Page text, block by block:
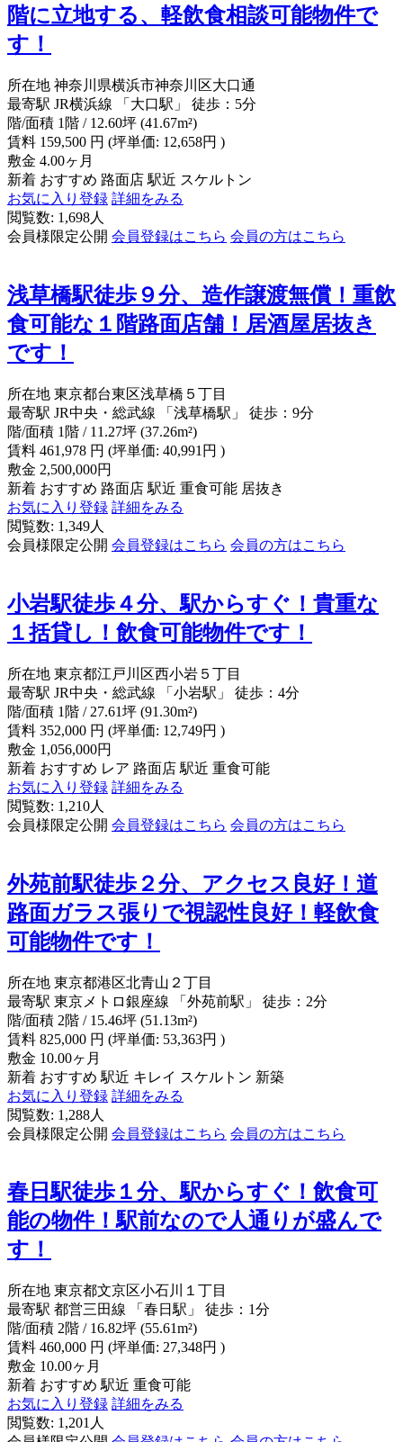
階に立地する、軽飲食相談可能物件で
す！
所在地 神奈川県横浜市神奈川区大口通
最寄駅 JR横浜線 「大口駅」 徒歩：5分
階/面積 1階 / 12.60坪 (41.67m²)
賃料 159,500 円 (坪単価: 12,658円 )
敷金 4.00ヶ月
新着 おすすめ 路面店 駅近 スケルトン
お気に入り登録 詳細をみる
閲覧数: 1,698人
会員様限定公開 会員登録はこちら 会員の方はこちら
浅草橋駅徒歩９分、造作譲渡無償！重飲
食可能な１階路面店舗！居酒屋居抜き
です！
所在地 東京都台東区浅草橋５丁目
最寄駅 JR中央・総武線 「浅草橋駅」 徒歩：9分
階/面積 1階 / 11.27坪 (37.26m²)
賃料 461,978 円 (坪単価: 40,991円 )
敷金 2,500,000円
新着 おすすめ 路面店 駅近 重食可能 居抜き
お気に入り登録 詳細をみる
閲覧数: 1,349人
会員様限定公開 会員登録はこちら 会員の方はこちら
小岩駅徒歩４分、駅からすぐ！貴重な
１括貸し！飲食可能物件です！
所在地 東京都江戸川区西小岩５丁目
最寄駅 JR中央・総武線 「小岩駅」 徒歩：4分
階/面積 1階 / 27.61坪 (91.30m²)
賃料 352,000 円 (坪単価: 12,749円 )
敷金 1,056,000円
新着 おすすめ レア 路面店 駅近 重食可能
お気に入り登録 詳細をみる
閲覧数: 1,210人
会員様限定公開 会員登録はこちら 会員の方はこちら
外苑前駅徒歩２分、アクセス良好！道
路面ガラス張りで視認性良好！軽飲食
可能物件です！
所在地 東京都港区北青山２丁目
最寄駅 東京メトロ銀座線 「外苑前駅」 徒歩：2分
階/面積 2階 / 15.46坪 (51.13m²)
賃料 825,000 円 (坪単価: 53,363円 )
敷金 10.00ヶ月
新着 おすすめ 駅近 キレイ スケルトン 新築
お気に入り登録 詳細をみる
閲覧数: 1,288人
会員様限定公開 会員登録はこちら 会員の方はこちら
春日駅徒歩１分、駅からすぐ！飲食可
能の物件！駅前なので人通りが盛んで
す！
所在地 東京都文京区小石川１丁目
最寄駅 都営三田線 「春日駅」 徒歩：1分
階/面積 2階 / 16.82坪 (55.61m²)
賃料 460,000 円 (坪単価: 27,348円 )
敷金 10.00ヶ月
新着 おすすめ 駅近 重食可能
お気に入り登録 詳細をみる
閲覧数: 1,201人